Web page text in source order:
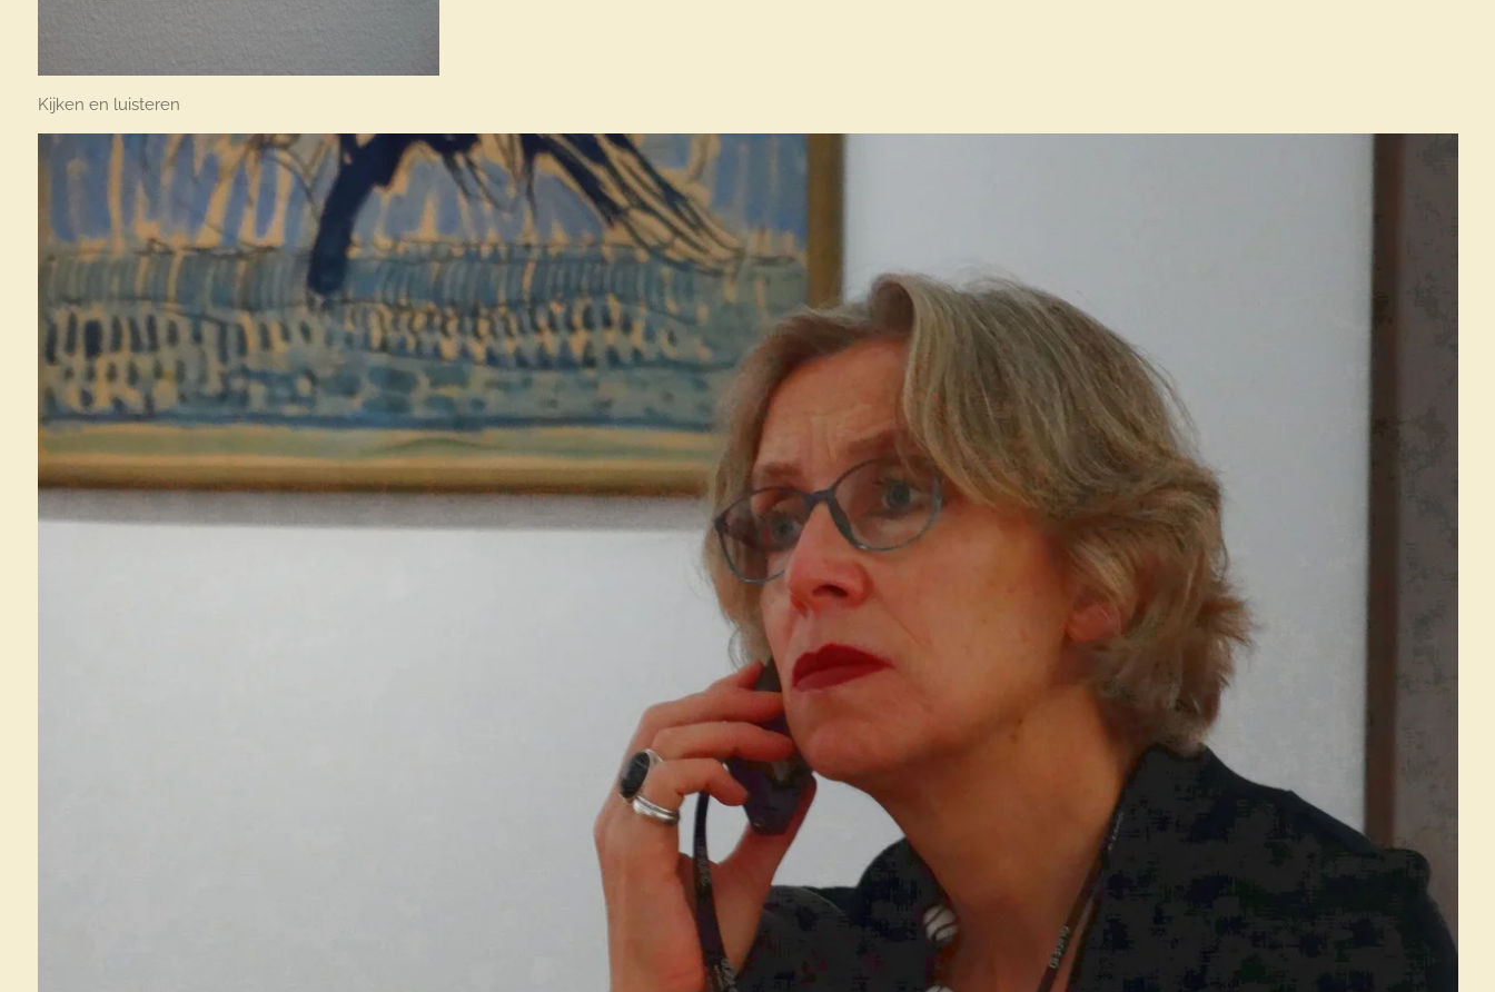
Kijken en luisteren